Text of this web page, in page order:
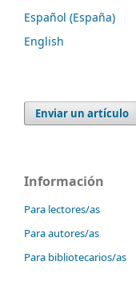
Español (España)
English
Enviar un artículo
Información
Para lectores/as
Para autores/as
Para bibliotecarios/as